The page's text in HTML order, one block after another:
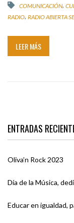
COMUNICACIÓN,
RADIO, RADIO ABIERTA
LEER MÁS
ENTRADAS
Oliva’n Rock 2023
Día de la Música,
Educar en igualdad,